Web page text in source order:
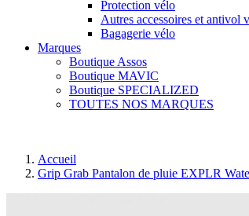
Protection vélo
Autres accessoires et antivol
Bagagerie vélo
Marques
Boutique Assos
Boutique MAVIC
Boutique SPECIALIZED
TOUTES NOS MARQUES
Accueil
Grip Grab Pantalon de pluie EXPLR